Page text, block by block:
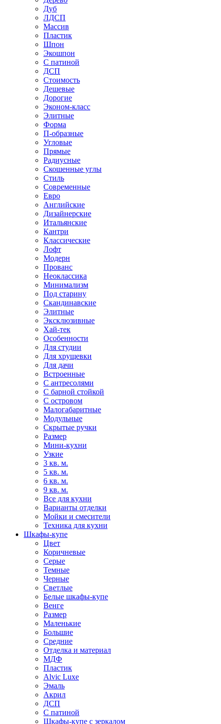
Дуб
ЛДСП
Массив
Пластик
Шпон
Экошпон
С патиной
ДСП
Стоимость
Дешевые
Дорогие
Эконом-класс
Элитные
Форма
П-образные
Угловые
Прямые
Радиусные
Скошенные углы
Стиль
Современные
Евро
Английские
Дизайнерские
Итальянские
Кантри
Классические
Лофт
Модерн
Прованс
Неоклассика
Минимализм
Под старину
Скандинавские
Элитные
Эксклюзивные
Хай-тек
Особенности
Для студии
Для хрущевки
Для дачи
Встроенные
С антресолями
С барной стойкой
С островом
Малогабаритные
Модульные
Скрытые ручки
Размер
Мини-кухни
Узкие
3 кв. м.
5 кв. м.
6 кв. м.
9 кв. м.
Все для кухни
Варианты отделки
Мойки и смесители
Техника для кухни
Шкафы-купе
Цвет
Коричневые
Серые
Темные
Черные
Светлые
Белые шкафы-купе
Венге
Размер
Маленькие
Большие
Средние
Отделка и материал
МДФ
Пластик
Alvic Luxe
Эмаль
Акрил
ДСП
С патиной
Шкафы-купе с зеркалом